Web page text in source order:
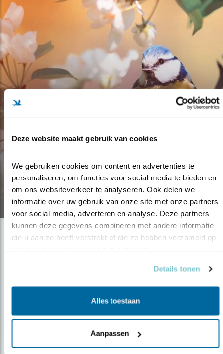
Deze website maakt gebruik van cookies
We gebruiken cookies om content en advertenties te
personaliseren, om functies voor social media te bieden en
om ons websiteverkeer te analyseren. Ook delen we
informatie over uw gebruik van onze site met onze partners
voor social media, adverteren en analyse. Deze partners
kunnen deze gegevens combineren met andere informatie
die u aan ze heeft verstrekt of die ze hebben verzameld op
Details tonen
Alles toestaan
Aanpassen
NIJMEEGSE WETHOUDER
GAAT STADSVERSTENING TE
LIJF
09.05.18
Op de hoogte blijven?
Meld je aan en ontvang nieuws, inspiratie, acties en tips